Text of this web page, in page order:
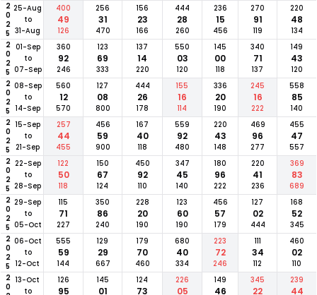
2025 25-Aug
to
31-Aug
400
49
126
256
31
470
156
23
166
444
28
260
236
15
456
270
91
119
220
48
134
2025 01-Sep
to
07-Sep
360
92
246
123
69
333
137
14
220
550
03
120
145
00
118
340
71
137
149
43
120
2025 08-Sep
to
14-Sep
560
12
570
127
08
800
444
26
178
155
16
114
336
20
190
245
16
222
558
85
140
2025 15-Sep
to
21-Sep
257
44
455
456
59
900
167
40
118
559
92
480
220
43
148
469
96
277
455
47
557
2025 22-Sep
to
28-Sep
122
50
118
150
67
124
450
92
110
347
45
140
180
96
222
220
41
236
369
83
689
2025 29-Sep
to
05-Oct
115
71
227
350
86
240
228
20
190
123
60
190
456
57
179
127
02
444
168
52
345
2025 06-Oct
to
12-Oct
555
59
144
129
29
667
179
70
460
680
40
334
223
72
246
111
34
112
460
02
110
13-Oct
to
126
95
145
01
124
73
226
05
149
46
345
22
239
44